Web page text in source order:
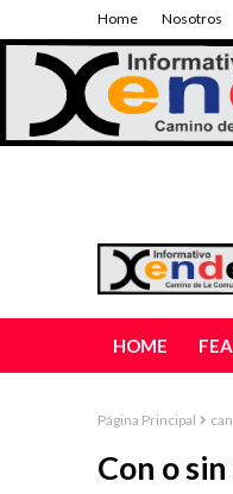
Home Nosotros
HOME
Página Principal
Con o